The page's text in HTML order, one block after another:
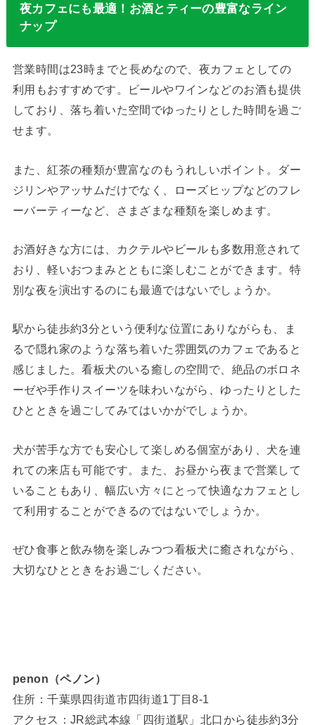
夜カフェにも最適！お酒とティーの豊富なライン
ナップ
営業時間は23時までと長めなので、夜カフェとしての
利用もおすすめです。ビールやワインなどのお酒も提供
しており、落ち着いた空間でゆったりとした時間を過ご
せます。
また、紅茶の種類が豊富なのもうれしいポイント。ダー
ジリンやアッサムだけでなく、ローズヒップなどのフレ
ーバーティーなど、さまざまな種類を楽しめます。
お酒好きな方には、カクテルやビールも多数用意されて
おり、軽いおつまみとともに楽しむことができます。特
別な夜を演出するのにも最適ではないでしょうか。
駅から徒歩約3分という便利な位置にありながらも、ま
るで隠れ家のような落ち着いた雰囲気のカフェであると
感じました。看板犬のいる癒しの空間で、絶品のボロネ
ーゼや手作りスイーツを味わいながら、ゆったりとした
ひとときを過ごしてみてはいかがでしょうか。
犬が苦手な方でも安心して楽しめる個室があり、犬を連
れての来店も可能です。また、お昼から夜まで営業して
いることもあり、幅広い方々にとって快適なカフェとし
て利用することができるのではないでしょうか。
ぜひ食事と飲み物を楽しみつつ看板犬に癒されながら、
大切なひとときをお過ごしください。
penon（ペノン）
住所：千葉県四街道市四街道1丁目8-1
アクセス：JR総武本線「四街道駅」北口から徒歩約3分